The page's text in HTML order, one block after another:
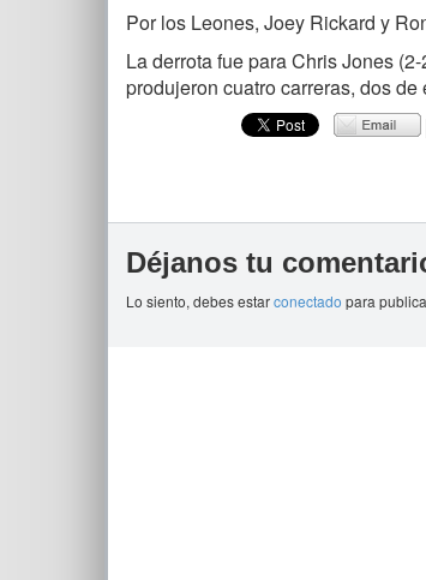
Por los Leones, Joey Rickard y
La derrota fue para Chris Jones
produjeron cuatro carreras, dos de
Déjanos tu
Lo siento, debes estarconectado para